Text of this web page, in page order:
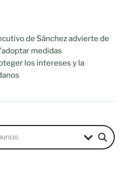
de Sánchez advierte de
medidas
los intereses y la